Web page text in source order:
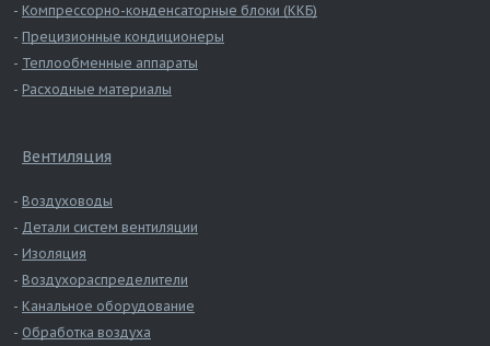
Компрессорно-конденсаторные блоки (ККБ)
Прецизионные кондиционеры
Теплообменные аппараты
Расходные материалы
Вентиляция
Воздуховоды
Детали систем вентиляции
Изоляция
Воздухораспределители
Канальное оборудование
Обработка воздуха